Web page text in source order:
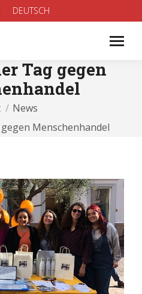
DEUTSCH
Tag gegen
News
Menschenhandel